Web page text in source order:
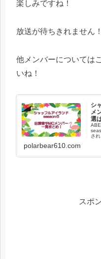
楽しみですね！
放送が待ちきれません！
他メンバーについては
いね！
シ
メ
選
さ
今
polarbear610.com
スポ